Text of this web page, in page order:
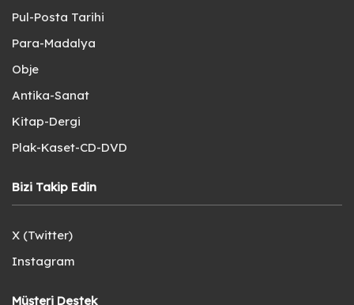
Pul-Posta Tarihi
Para-Madalya
Obje
Antika-Sanat
Kitap-Dergi
Plak-Kaset-CD-DVD
Bizi Takip Edin
X (Twitter)
Instagram
Müşteri Destek